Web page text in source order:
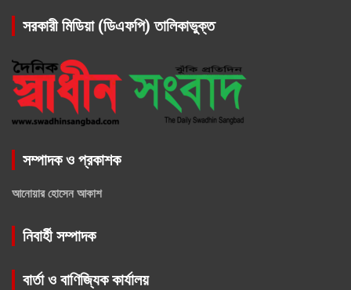
সরকারী মিডিয়া (ডিএফপি) তালিকাভুক্ত
সম্পাদক ও প্রকাশক
আনোয়ার হোসেন আকাশ
নিবার্হী সম্পাদক
বার্তা ও বাণিজ্যিক কার্যালয়